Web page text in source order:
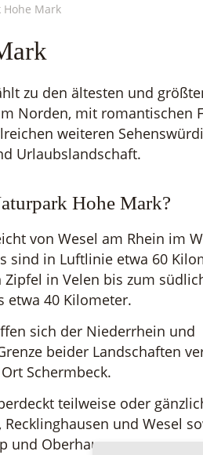
Mark
zu den ältesten und
Norden, mit romantischen
weiteren
Urlaubslandschaft.
Hohe Mark?
von Wesel am Rhein im
sind in Luftlinie etwa 60
in Velen bis zum
etwa 40 Kilometer.
sich der Niederrhein und
beider Landschaften
Schermbeck.
teilweise oder
und Wesel
und Oberhausen.